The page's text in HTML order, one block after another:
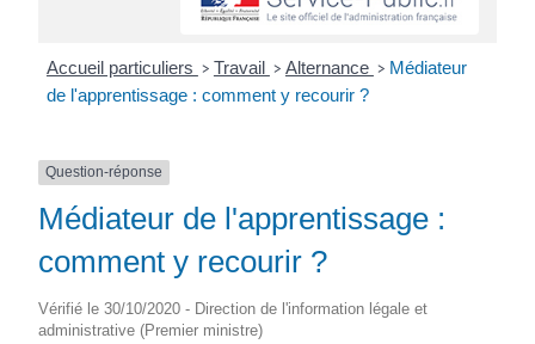
Accueil particuliers > Travail > Alternance > Médiateur
de l'apprentissage : comment y recourir ?
Question-réponse
Médiateur de l'apprentissage :
comment y recourir ?
Vérifié le 30/10/2020 - Direction de l'information légale et
administrative (Premier ministre)